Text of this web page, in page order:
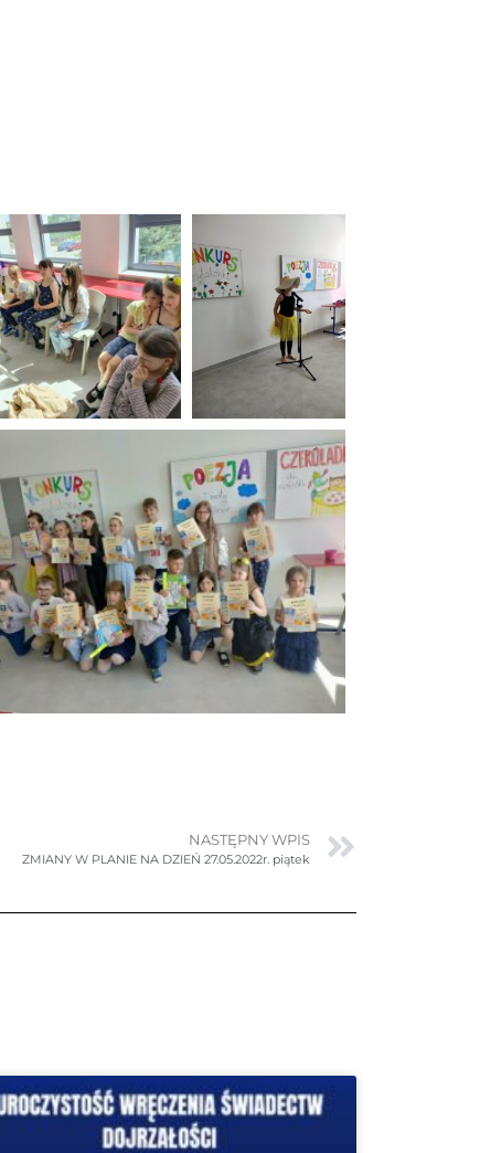
NASTĘPNY WPIS
ZMIANY W PLANIE NA DZIEŃ 27.05.2022r. piątek